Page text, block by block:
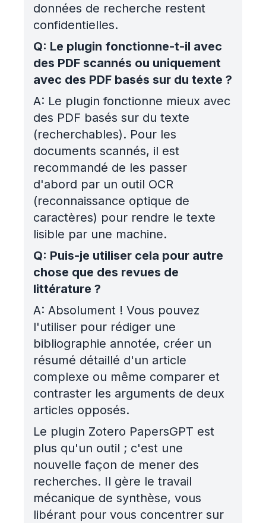
données de recherche restent
confidentielles.
Q: Le plugin fonctionne-t-il avec
des PDF scannés ou uniquement
avec des PDF basés sur du texte ?
A: Le plugin fonctionne mieux avec
des PDF basés sur du texte
(recherchables). Pour les
documents scannés, il est
recommandé de les passer
d'abord par un outil OCR
(reconnaissance optique de
caractères) pour rendre le texte
lisible par une machine.
Q: Puis-je utiliser cela pour autre
chose que des revues de
littérature ?
A: Absolument ! Vous pouvez
l'utiliser pour rédiger une
bibliographie annotée, créer un
résumé détaillé d'un article
complexe ou même comparer et
contraster les arguments de deux
articles opposés.
Le plugin Zotero PapersGPT est
plus qu'un outil ; c'est une
nouvelle façon de mener des
recherches. Il gère le travail
mécanique de synthèse, vous
libérant pour vous concentrer sur